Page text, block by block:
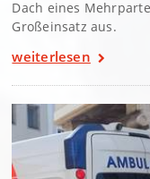
Dach eines
Großeinsatz aus.
weiterlesen